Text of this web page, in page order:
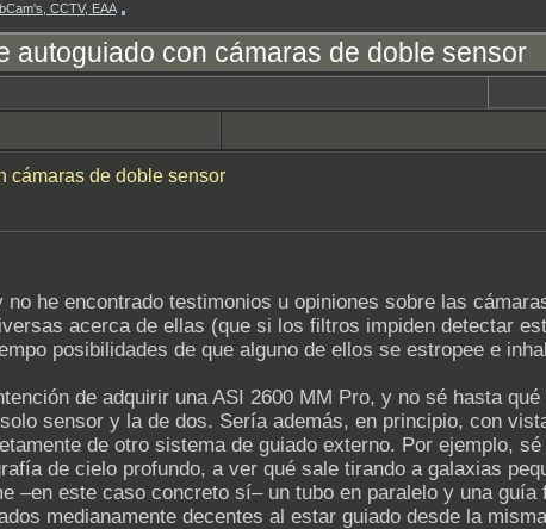
CCTV, EAA
autoguiado con cámaras de doble sensor
cámaras de doble sensor
he encontrado testimonios u opiniones sobre las
acerca de ellas (que si los filtros impiden detectar
posibilidades de que alguno de ellos se estropee e
de adquirir una ASI 2600 MM Pro, y no sé hasta
sensor y la de dos. Sería además, en principio, con
de otro sistema de guiado externo. Por ejemplo,
de cielo profundo, a ver qué sale tirando a galaxias
–en este caso concreto sí– un tubo en paralelo y una
medianamente decentes al estar guiado desde la